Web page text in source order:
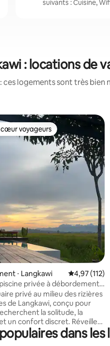
suivants : Cuisine,
: locations de
ces logements sont très
la base de 67 commentaires :
cœur voyageurs
voyageurs
⋅ Langkawi Évaluation
4,97 (112)
privée à débordement à
privé au milieu des rizières
de Langkawi, conçu pour
la solitude, la
confort discret. Réveillez-
une vue imprenable sur la
montagnes Mahsuri et les
dans